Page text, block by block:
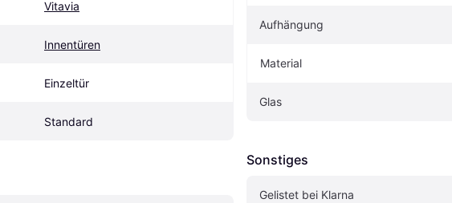
Vitavia
Innentüren
Einzeltür
Standard
Aufhängung
Material
Glas
Sonstiges
Gelistet bei Klarna